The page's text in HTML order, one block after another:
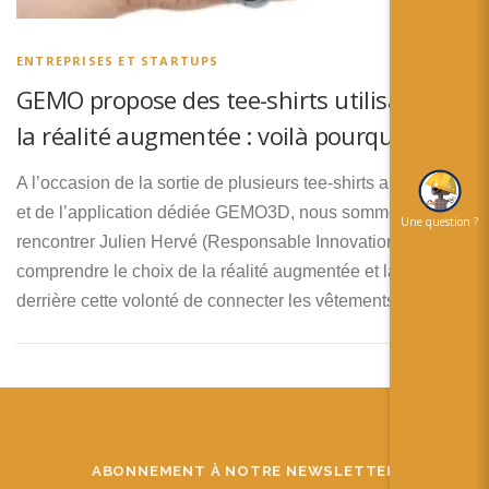
Español
ENTREPRISES ET STARTUPS
GEMO propose des tee-shirts utilisant de
la réalité augmentée : voilà pourquoi :)
A l’occasion de la sortie de plusieurs tee-shirts augmentés
et de l’application dédiée GEMO3D, nous sommes allés
rencontrer Julien Hervé (Responsable Innovation) pour
comprendre le choix de la réalité augmentée et la vision
derrière cette volonté de connecter les vêtements.
ABONNEMENT À NOTRE NEWSLETTER
Une question ?